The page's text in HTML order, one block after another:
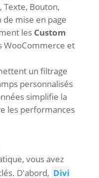
Texte, Bouton,
de mise en page
les Custom
WooCommerce et
un filtrage
personnalisés
simplifie la
les performances
vous avez
D'abord, Divi